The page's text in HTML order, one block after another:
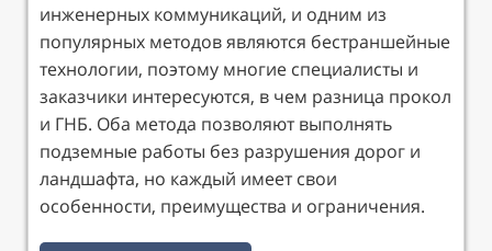
инженерных коммуникаций, и одним из
популярных методов являются бестраншейные
технологии, поэтому многие специалисты и
заказчики интересуются, в чем разница прокол
и ГНБ. Оба метода позволяют выполнять
подземные работы без разрушения дорог и
ландшафта, но каждый имеет свои
особенности, преимущества и ограничения.